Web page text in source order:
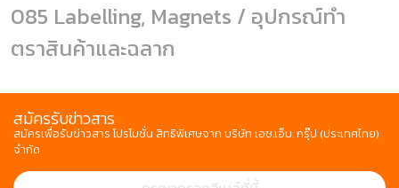
085 Labelling, Magnets / อุปกรณ์ทำ
ตราสินค้าและฉลาก
สมัครรับข่าวสาร
สมัครเพื่อรับข่าวสาร โปรโมชั่น สิทธิพิเศษจาก บริษัท เอช.เอ็ม. กรุ๊ป (ประเทศไทย)
จำกัด